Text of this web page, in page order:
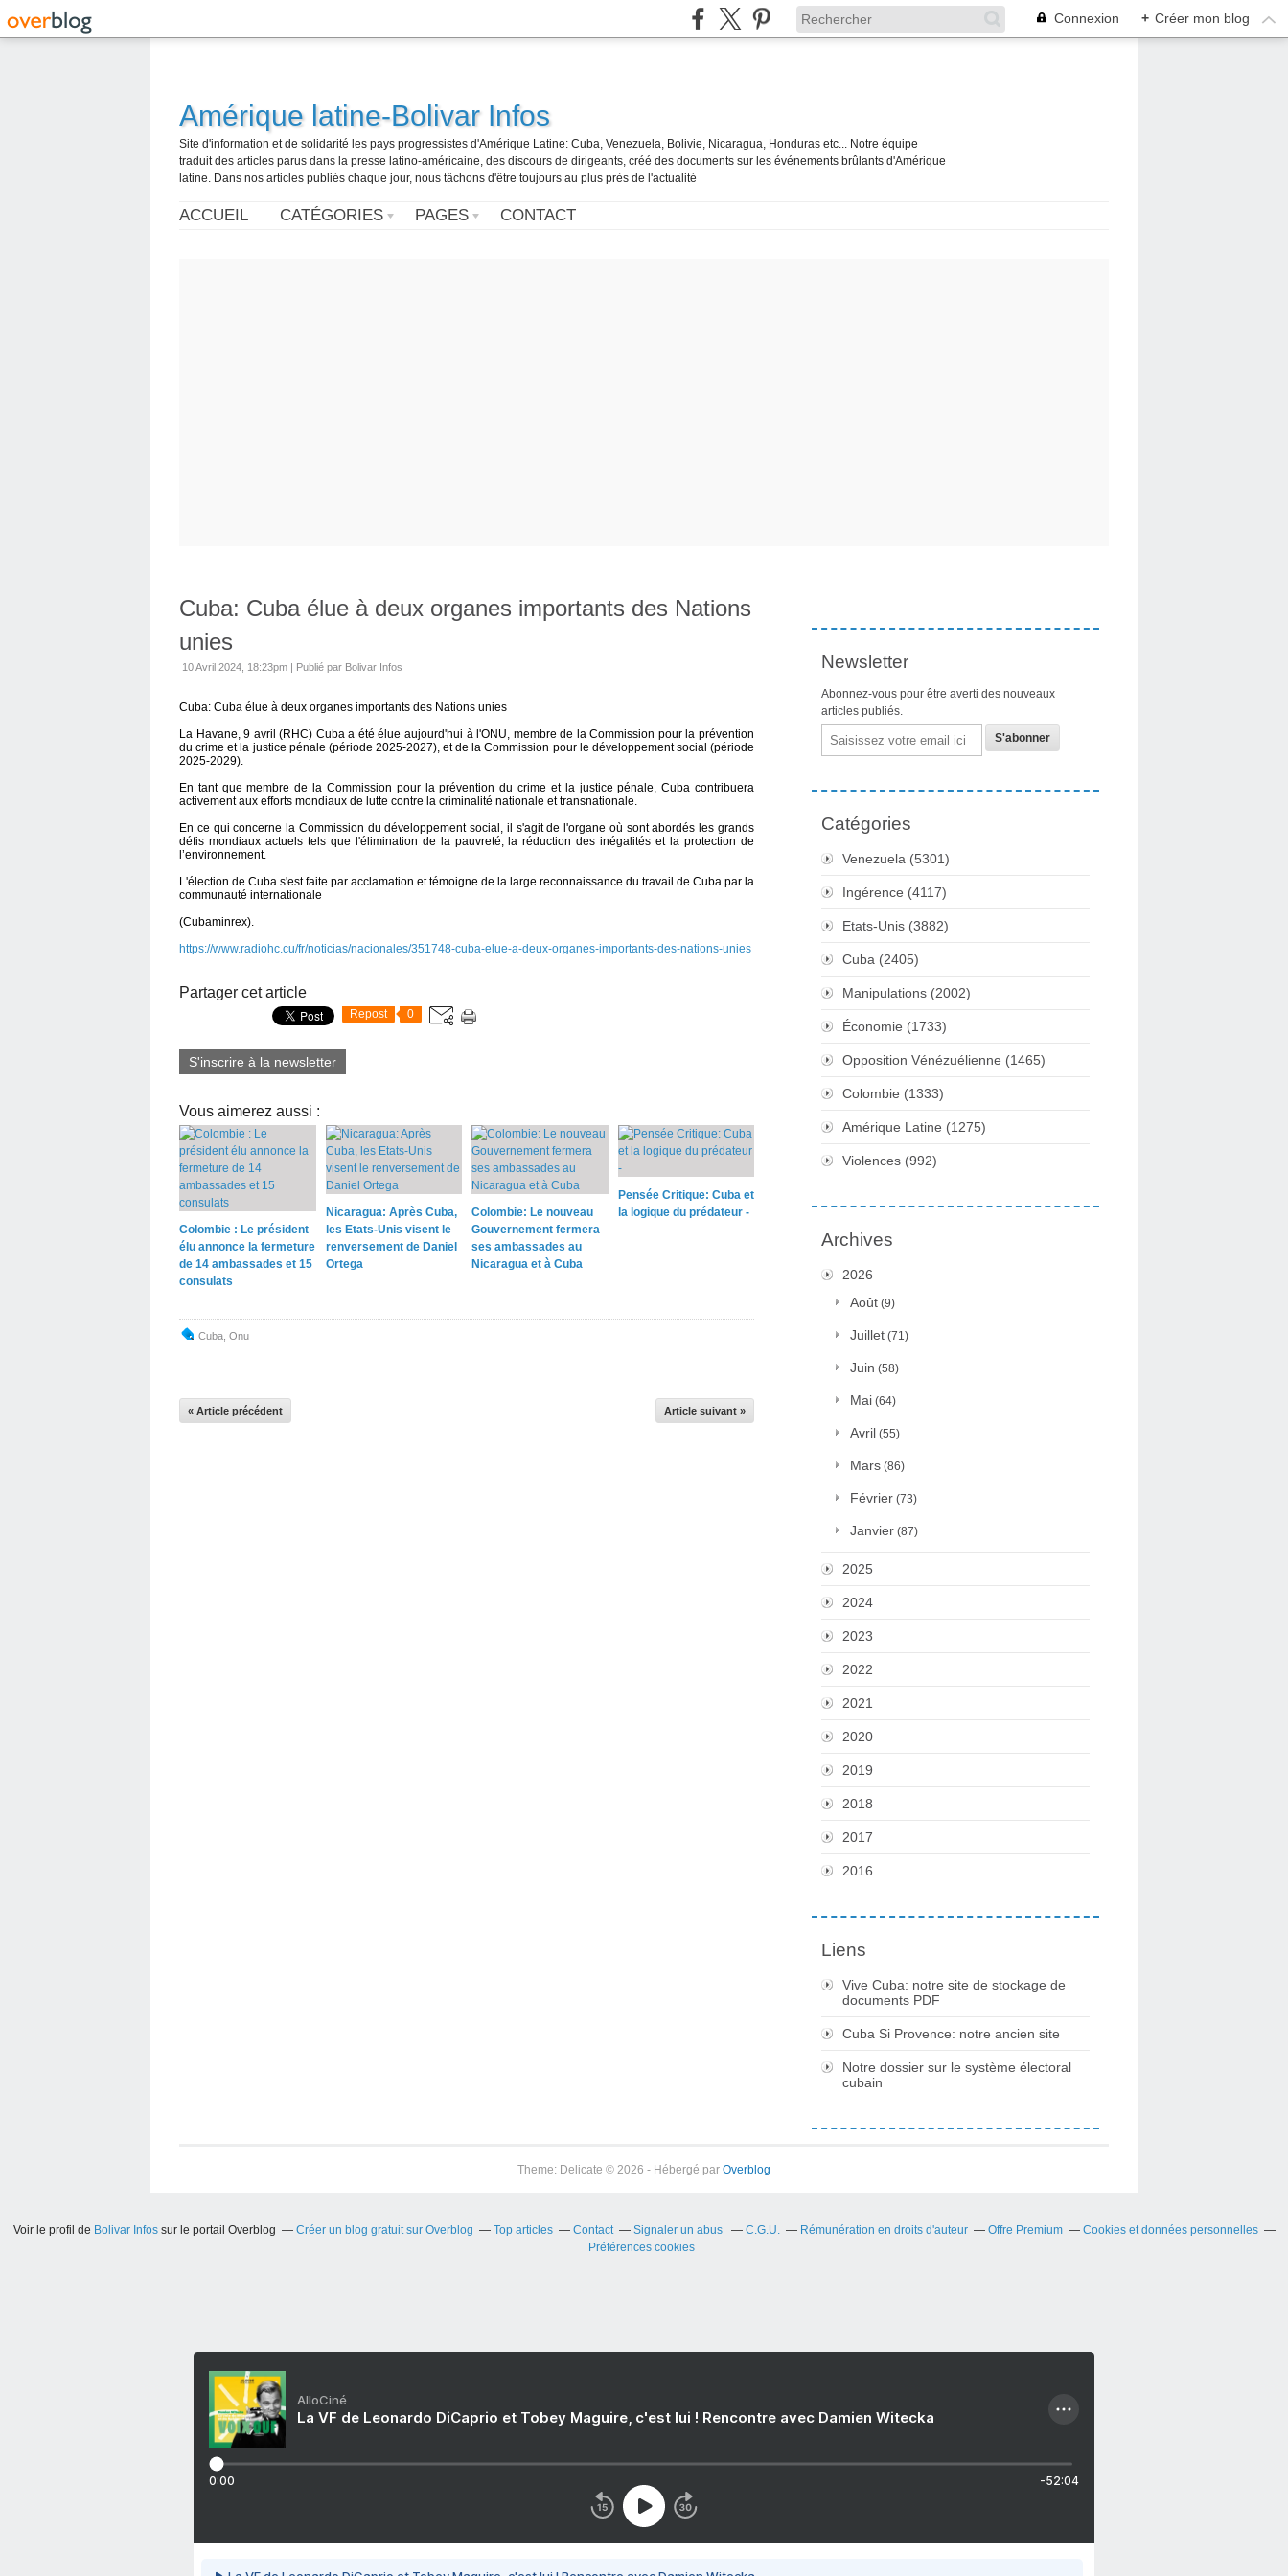
Connexion + Créer mon blog
Amérique latine-Bolivar Infos
Site d'information et de solidarité les pays progressistes d'Amérique Latine: Cuba, Venezuela, Bolivie, Nicaragua, Honduras etc... Notre équipe
traduit des articles parus dans la presse latino-américaine, des discours de dirigeants, créé des documents sur les événements brûlants d'Amérique
latine. Dans nos articles publiés chaque jour, nous tâchons d'être toujours au plus près de l'actualité
ACCUEIL CATÉGORIES PAGES CONTACT
Cuba: Cuba élue à deux organes importants des Nations
unies
10 Avril 2024, 18:23pm | Publié par Bolivar Infos
Cuba: Cuba élue à deux organes importants des Nations unies
La Havane, 9 avril (RHC) Cuba a été élue aujourd'hui à l'ONU, membre de la Commission pour la prévention
du crime et la justice pénale (période 2025-2027), et de la Commission pour le développement social (période
2025-2029).
En tant que membre de la Commission pour la prévention du crime et la justice pénale, Cuba contribuera
activement aux efforts mondiaux de lutte contre la criminalité nationale et transnationale.
En ce qui concerne la Commission du développement social, il s'agit de l'organe où sont abordés les grands
défis mondiaux actuels tels que l'élimination de la pauvreté, la réduction des inégalités et la protection de
l’environnement.
L'élection de Cuba s'est faite par acclamation et témoigne de la large reconnaissance du travail de Cuba par la
communauté internationale
(Cubaminrex).
https://www.radiohc.cu/fr/noticias/nacionales/351748-cuba-elue-a-deux-organes-importants-des-nations-unies
Partager cet article
Repost 0
S'inscrire à la newsletter
Vous aimerez aussi :
Colombie : Le président
élu annonce la fermeture
de 14 ambassades et 15
consulats
Nicaragua: Après Cuba,
les Etats-Unis visent le
renversement de Daniel
Ortega
Colombie: Le nouveau
Gouvernement fermera
ses ambassades au
Nicaragua et à Cuba
Pensée Critique: Cuba et
la logique du prédateur -
Cuba Onu
« Article précédent Article suivant »
Newsletter
Abonnez-vous pour être averti des nouveaux
articles publiés.
Email
Catégories
Venezuela (5301)
Ingérence (4117)
Etats-Unis (3882)
Cuba (2405)
Manipulations (2002)
Économie (1733)
Opposition Vénézuélienne (1465)
Colombie (1333)
Amérique Latine (1275)
Violences (992)
Archives
2026
Août (9)
Juillet (71)
Juin (58)
Mai (64)
Avril (55)
Mars (86)
Février (73)
Janvier (87)
2025
2024
2023
2022
2021
2020
2019
2018
2017
2016
Liens
Vive Cuba: notre site de stockage de
documents PDF
Cuba Si Provence: notre ancien site
Notre dossier sur le système électoral
cubain
Theme: Delicate © 2026 - Hébergé par Overblog
Voir le profil de Bolivar Infossur le portail Overblog Créer un blog gratuit sur Overblog Top articles Contact Signaler un abus C.G.U. Rémunération en droits d'auteur Offre Premium
Cookies et données personnelles
Préférences cookies
AlloCiné
La VF de Leonardo DiCaprio et Tobey Maguire, c'est lui ! Rencontre avec Damien Witecka
0:00 -52:04